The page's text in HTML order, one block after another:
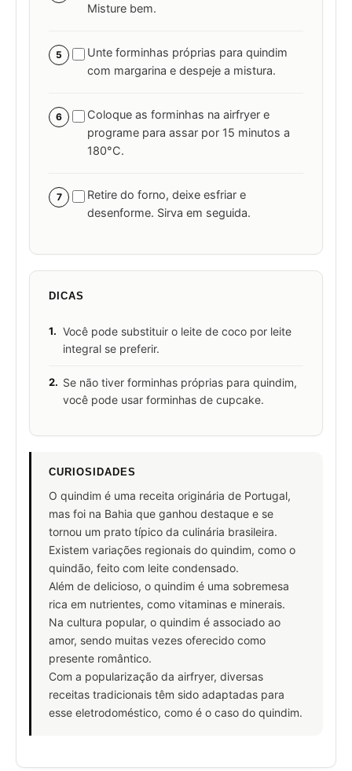
Misture bem.
5
Unte forminhas próprias para quindim
com margarina e despeje a mistura.
6
Coloque as forminhas na airfryer e
programe para assar por 15 minutos a
180°C.
7
Retire do forno, deixe esfriar e
desenforme. Sirva em seguida.
DICAS
1. Você pode substituir o leite de coco por leite
integral se preferir.
2. Se não tiver forminhas próprias para quindim,
você pode usar forminhas de cupcake.
CURIOSIDADES
O quindim é uma receita originária de Portugal,
mas foi na Bahia que ganhou destaque e se
tornou um prato típico da culinária brasileira.
Existem variações regionais do quindim, como o
quindão, feito com leite condensado.
Além de delicioso, o quindim é uma sobremesa
rica em nutrientes, como vitaminas e minerais.
Na cultura popular, o quindim é associado ao
amor, sendo muitas vezes oferecido como
presente romântico.
Com a popularização da airfryer, diversas
receitas tradicionais têm sido adaptadas para
esse eletrodoméstico, como é o caso do quindim.